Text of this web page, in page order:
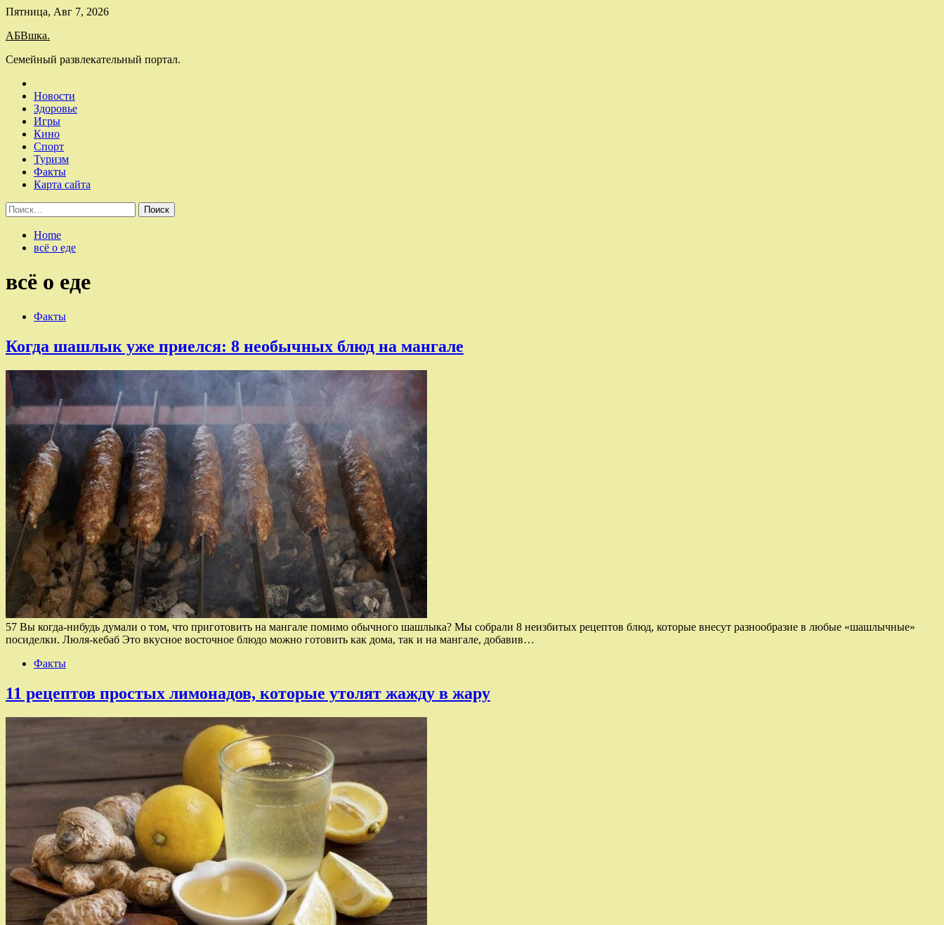
Skip
content
Пятница, Авг 7, 2026
АБВшка.
Семейный развлекательный портал.
Новости
Здоровье
Игры
Кино
Спорт
Туризм
Факты
Карта сайта
Найти:
Home
всё о еде
всё о еде
Факты
Когда шашлык уже приелся: 8 необычных блюд на мангале
57 Вы когда-нибудь думали о том, что приготовить на мангале помимо обычного шашлыка? Мы собрали 8 неизбитых рецептов блюд, которые внесут разнообразие в любые «шашлычные»
посиделки. Люля-кебаб Это вкусное восточное блюдо можно готовить как дома, так и на мангале, добавив…
Факты
11 рецептов простых лимонадов, которые утолят жажду в жару